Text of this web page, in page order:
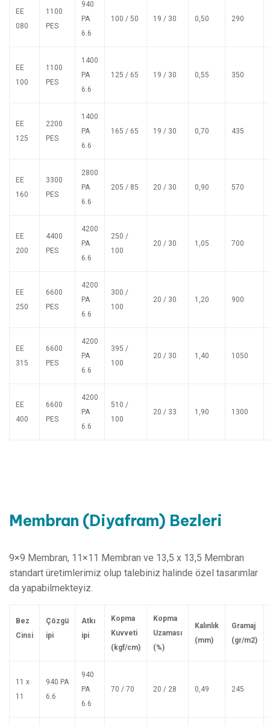
EE
080
1100
PES
940
PA
6.6
100 / 50 19 / 30 0,50 290
EE
100
1100
PES
1400
PA
6.6
125 / 65 19 / 30 0,55 350
EE
125
2200
PES
1400
PA
6.6
165 / 65 19 / 30 0,70 435
EE
160
3300
PES
2800
PA
6.6
205 / 85 20 / 30 0,90 570
EE
200
4400
PES
4200
PA
6.6
250 /
100
20 / 30 1,05 700
EE
250
6600
PES
4200
PA
6.6
300 /
100
20 / 30 1,20 900
EE
315
6600
PES
4200
PA
6.6
395 /
100
20 / 30 1,40 1050
EE
400
6600
PES
4200
PA
6.6
510 /
100
20 / 33 1,90 1300
Membran (Diyafram) Bezleri
9×9 Membran, 11×11 Membran ve 13,5 x 13,5 Membran
standart üretimlerimiz olup talebiniz halinde özel tasarımlar
da yapabilmekteyiz.
Bez
Cinsi
Çözgü
ipi
Atkı
ipi
Kopma
Kuvveti
(kgf/cm)
Kopma
Uzaması
(%)
Ka lın lık
(mm)
Gramaj
(gr/m2)
11 x
11
940 PA
6.6
940
PA
6.6
70 / 70 20 / 28 0,49 245